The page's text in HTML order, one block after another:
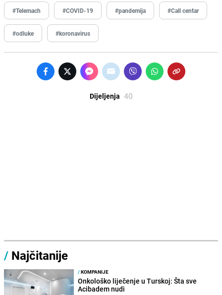
#Telemach #COVID-19 #pandemija #Call centar
#odluke #koronavirus
Dijeljenja 40
/ Najčitanije
/KOMPANIJE
Onkološko liječenje u Turskoj: Šta sve
Acibadem nudi